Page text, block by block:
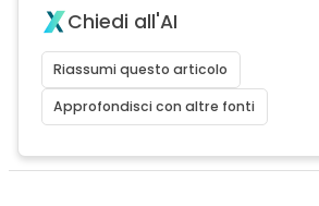
Chiedi all'AI
Riassumi questo articolo
Approfondisci con altre fonti